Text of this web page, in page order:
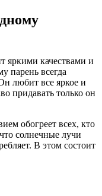
яркими качествами и
парень всегда
любит все яркое и
придавать только он
обогреет всех, кто
солнечные лучи
В этом состоит